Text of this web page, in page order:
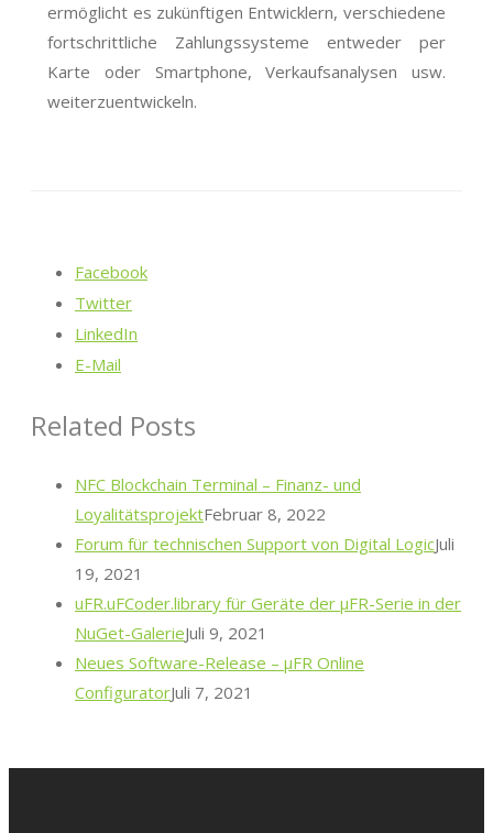
ermöglicht es zukünftigen Entwicklern, verschiedene
fortschrittliche Zahlungssysteme entweder per
Karte oder Smartphone, Verkaufsanalysen usw.
weiterzuentwickeln.
Facebook
Twitter
LinkedIn
E-Mail
Related Posts
NFC Blockchain Terminal – Finanz- und
LoyalitätsprojektFebruar 8, 2022
Forum für technischen Support von Digital LogicJuli
19, 2021
uFR.uFCoder.library für Geräte der μFR-Serie in der
NuGet-GalerieJuli 9, 2021
Neues Software-Release – μFR Online
ConfiguratorJuli 7, 2021